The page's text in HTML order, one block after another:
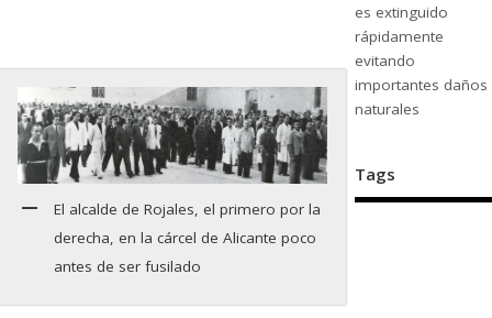
El alcalde de Rojales, el primero por la
derecha, en la cárcel de Alicante poco
antes de ser fusilado
es extinguido
rápidamente
evitando
importantes daños
naturales
Tags